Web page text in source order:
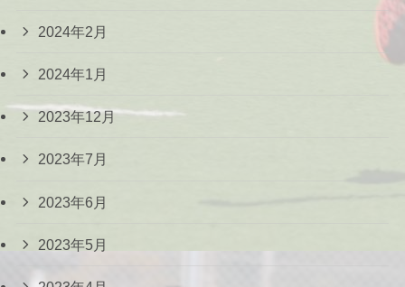
2024年2月
2024年1月
2023年12月
2023年7月
2023年6月
2023年5月